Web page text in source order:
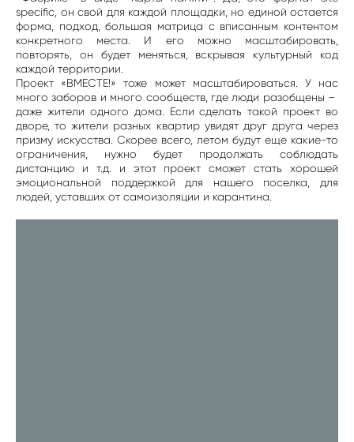
specific, он свой для каждой площадки, но единой остается
форма, подход, большая матрица с вписанным контентом
конкретного места. И его можно масштабировать,
повторять, он будет меняться, вскрывая культурный код
каждой территории.
Проект «ВМЕСТЕ!» тоже может масштабироваться. У нас
много заборов и много сообществ, где люди разобщены –
даже жители одного дома. Если сделать такой проект во
дворе, то жители разных квартир увидят друг друга через
призму искусства. Скорее всего, летом будут еще какие-то
ограничения, нужно будет продолжать соблюдать
дистанцию и т.д. и этот проект сможет стать хорошей
эмоциональной поддержкой для нашего поселка, для
людей, уставших от самоизоляции и карантина.